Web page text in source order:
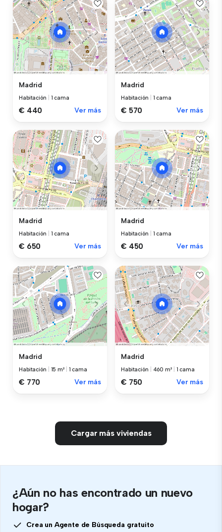
Madrid
Habitación 1 cama
€ 440 Ver más
Madrid
Habitación 1 cama
€ 570 Ver más
Madrid
Habitación 1 cama
€ 650 Ver más
Madrid
Habitación 1 cama
€ 450 Ver más
Madrid
Habitación 15 m² 1 cama
€ 770 Ver más
Madrid
Habitación 460 m² 1 cama
€ 750 Ver más
Cargar más viviendas
¿Aún no has encontrado un nuevo
hogar?
Crea un Agente de Búsqueda gratuito